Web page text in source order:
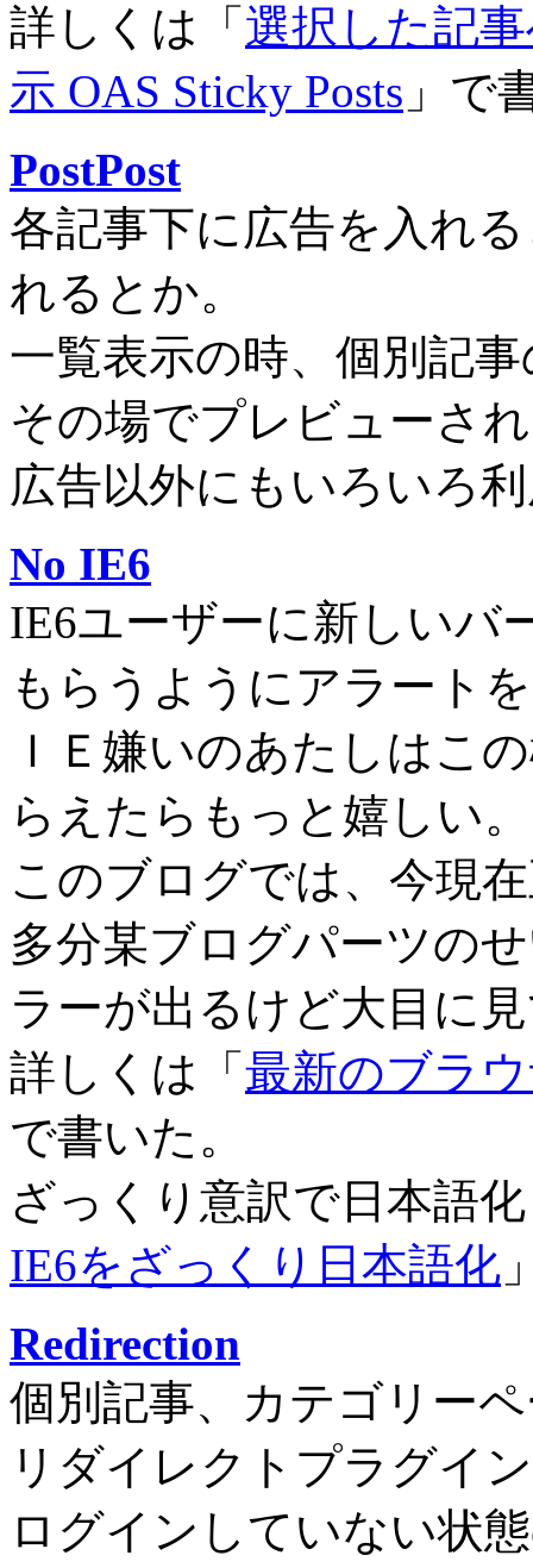
詳しくは「 選択した記
示 OAS Sticky Posts 」で
PostPost
各記事下に広告を入れ
れるとか。
一覧表示の時、個別記
その場でプレビューさ
広告以外にもいろいろ
No IE6
IE6ユーザーに新しいバ
もらうようにアラート
ＩＥ嫌いのあたしはこ
らえたらもっと嬉しい。
このブログでは、今現
多分某ブログパーツの
ラーが出るけど大目に
詳しくは「 最新のブラ
で書いた。
ざっくり意訳で日本語
IE6をざっくり日本語化
Redirection
個別記事、カテゴリー
リダイレクトプラグイ
ログインしていない状